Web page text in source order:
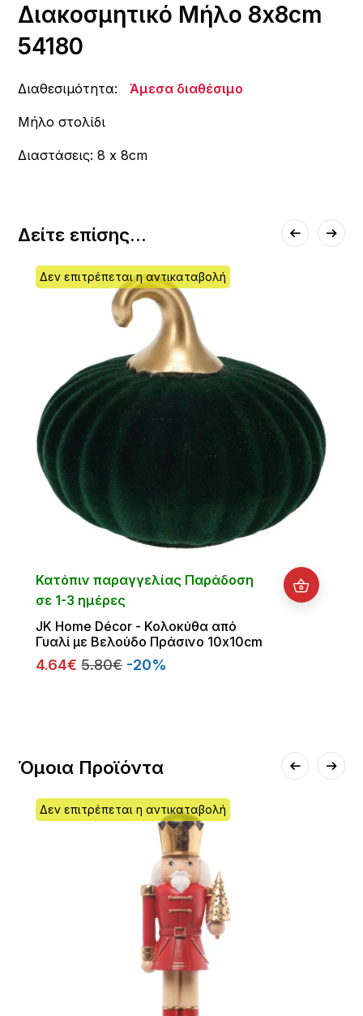
Διακοσμητικό Μήλο 8x8cm
54180
Διαθεσιμότητα: Άμεσα διαθέσιμο
Μήλο στολίδι
Διαστάσεις: 8 x 8cm
Δείτε επίσης...
Δεν επιτρέπεται η αντικαταβολή
Κατόπιν παραγγελίας Παράδοση
σε 1-3 ημέρες
JK Home Décor - Κολοκύθα από
Γυαλί με Βελούδο Πράσινο 10x10cm
4.64€ 5.80€ -20%
Όμοια Προϊόντα
Δεν επιτρέπεται η αντικαταβολή